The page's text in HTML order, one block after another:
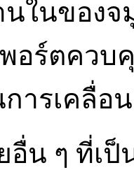
นในของ
อร์ตคว
ารเคลื่อ
น ๆ ที่เป็